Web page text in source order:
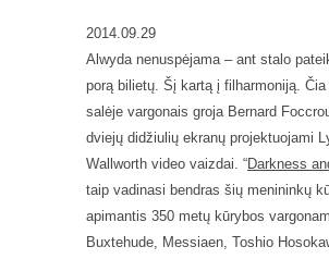
2014.09.29
Alwyda nenuspėjama – ant stalo
porą bilietų. Šį kartą į filharmoniją.
salėje vargonais groja Bernard
dviejų didžiulių ekranų projektuojami
Wallworth video vaizdai. “Darkness
taip vadinasi bendras šių menininkų
apimantis 350 metų kūrybos
Buxtehude, Messiaen, Toshio